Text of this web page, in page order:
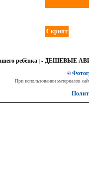
Скрипт
ребёнка | - ДЕШЕВЫЕ
©
При использовании материалов